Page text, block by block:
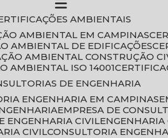
AMBIENTAIS
AMBIENTAL EM CAMPINAS
AMBIENTAL DE EDIFICAÇÕES
AMBIENTAL CONSTRUÇÃO
AMBIENTAL ISO 14001
DE ENGENHARIA
ENGENHARIA EM CAMPINAS
EMPRESA DE
ENGENHARIA CIVIL
CIVIL CONSULTORIA